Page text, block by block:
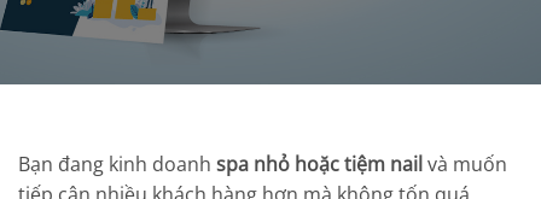
Bạn đang kinh doanh spa nhỏ hoặc tiệm nail và muốn